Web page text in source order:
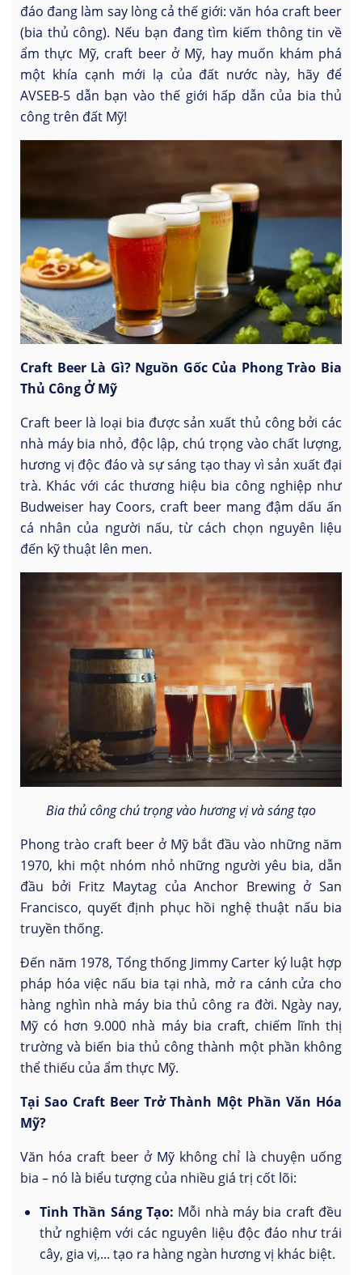
đáo đang làm say lòng cả thế giới: văn hóa craft beer
(bia thủ công). Nếu bạn đang tìm kiếm thông tin về
ẩm thực Mỹ, craft beer ở Mỹ, hay muốn khám phá
một khía cạnh mới lạ của đất nước này, hãy để
AVSEB-5 dẫn bạn vào thế giới hấp dẫn của bia thủ
công trên đất Mỹ!
Craft Beer Là Gì? Nguồn Gốc Của Phong Trào Bia
Thủ Công Ở Mỹ
Craft beer là loại bia được sản xuất thủ công bởi các
nhà máy bia nhỏ, độc lập, chú trọng vào chất lượng,
hương vị độc đáo và sự sáng tạo thay vì sản xuất đại
trà. Khác với các thương hiệu bia công nghiệp như
Budweiser hay Coors, craft beer mang đậm dấu ấn
cá nhân của người nấu, từ cách chọn nguyên liệu
đến kỹ thuật lên men.
Bia thủ công chú trọng vào hương vị và sáng tạo
Phong trào craft beer ở Mỹ bắt đầu vào những năm
1970, khi một nhóm nhỏ những người yêu bia, dẫn
đầu bởi Fritz Maytag của Anchor Brewing ở San
Francisco, quyết định phục hồi nghệ thuật nấu bia
truyền thống.
Đến năm 1978, Tổng thống Jimmy Carter ký luật hợp
pháp hóa việc nấu bia tại nhà, mở ra cánh cửa cho
hàng nghìn nhà máy bia thủ công ra đời. Ngày nay,
Mỹ có hơn 9.000 nhà máy bia craft, chiếm lĩnh thị
trường và biến bia thủ công thành một phần không
thể thiếu của ẩm thực Mỹ.
Tại Sao Craft Beer Trở Thành Một Phần Văn Hóa
Mỹ?
Văn hóa craft beer ở Mỹ không chỉ là chuyện uống
bia – nó là biểu tượng của nhiều giá trị cốt lõi:
Tinh Thần Sáng Tạo: Mỗi nhà máy bia craft đều
thử nghiệm với các nguyên liệu độc đáo như trái
cây, gia vị,... tạo ra hàng ngàn hương vị khác biệt.